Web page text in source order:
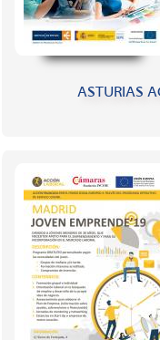
ASTURIAS
para parados de larga
Integral de
(PIOME) filter
Emprendimiento filter
de Financiación
de Formación en General
Formación para